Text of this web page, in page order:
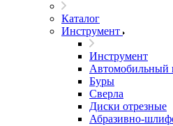
Каталог
Инструмент
Инструмент
Автомобильный
Буры
Сверла
Диски отрезные
Абразивно-